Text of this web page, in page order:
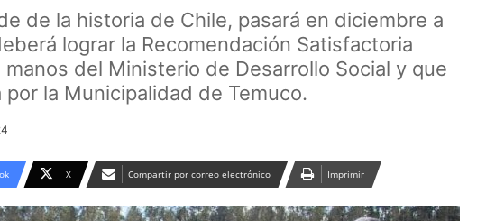
de la historia de Chile, pasará en diciembre a
lograr la Recomendación Satisfactoria
del Ministerio de Desarrollo Social y que
la Municipalidad de Temuco.
X Compartir por correo electrónico Imprimir